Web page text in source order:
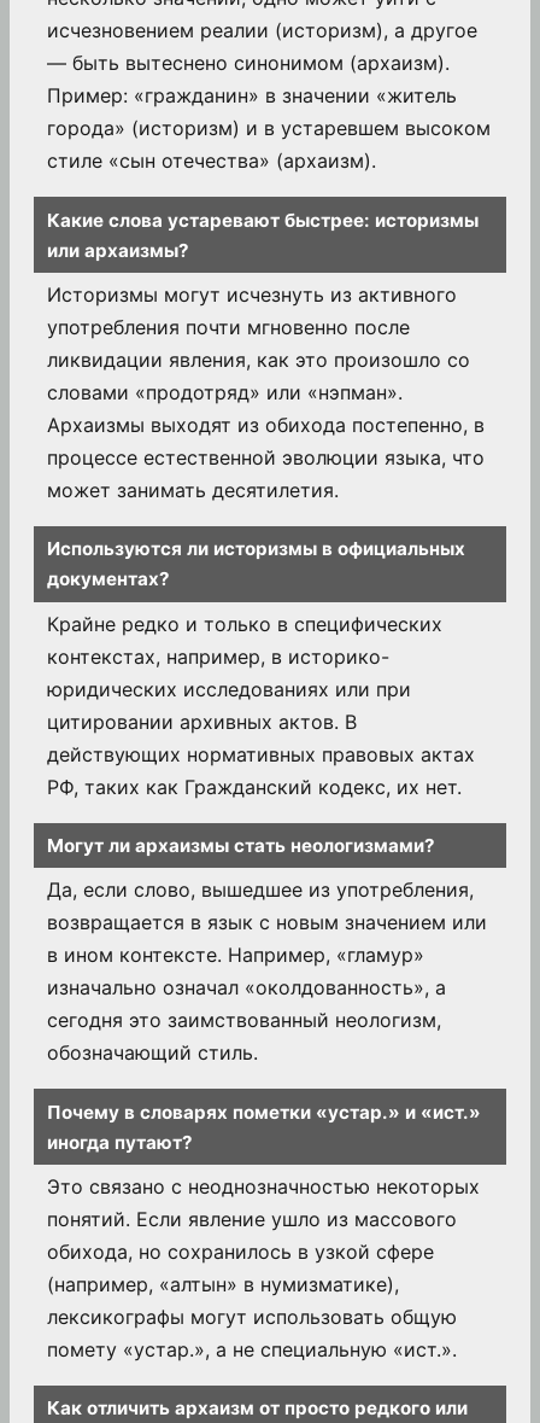
исчезновением реалии (историзм), а другое
— быть вытеснено синонимом (архаизм).
Пример: «гражданин» в значении «житель
города» (историзм) и в устаревшем высоком
стиле «сын отечества» (архаизм).
Какие слова устаревают быстрее: историзмы
или архаизмы?
Историзмы могут исчезнуть из активного
употребления почти мгновенно после
ликвидации явления, как это произошло со
словами «продотряд» или «нэпман».
Архаизмы выходят из обихода постепенно, в
процессе естественной эволюции языка, что
может занимать десятилетия.
Используются ли историзмы в официальных
документах?
Крайне редко и только в специфических
контекстах, например, в историко-
юридических исследованиях или при
цитировании архивных актов. В
действующих нормативных правовых актах
РФ, таких как Гражданский кодекс, их нет.
Могут ли архаизмы стать неологизмами?
Да, если слово, вышедшее из употребления,
возвращается в язык с новым значением или
в ином контексте. Например, «гламур»
изначально означал «околдованность», а
сегодня это заимствованный неологизм,
обозначающий стиль.
Почему в словарях пометки «устар.» и «ист.»
иногда путают?
Это связано с неоднозначностью некоторых
понятий. Если явление ушло из массового
обихода, но сохранилось в узкой сфере
(например, «алтын» в нумизматике),
лексикографы могут использовать общую
помету «устар.», а не специальную «ист.».
Как отличить архаизм от просто редкого или